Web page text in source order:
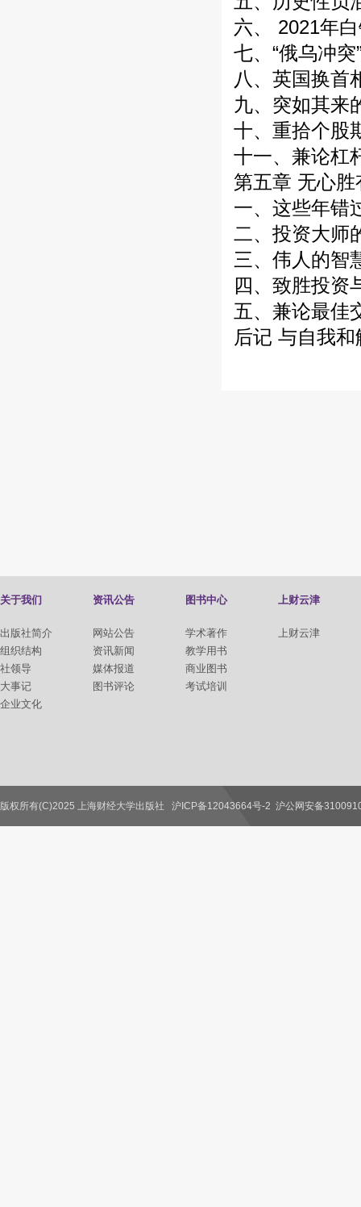
六、 2021年
七、“俄乌冲
八、英国换首
九、突如其来
十、重拾个股
十一、兼论杠
第五章 无心
一、这些年错
二、投资大师
三、伟人的智
四、致胜投资
五、兼论最佳
后记 与自我
关于我们
出版社简介
组织结构
社领导
大事记
企业文化
资讯公告
网站公告
资讯新闻
媒体报道
图书评论
图书中心
学术著作
教学用书
商业图书
考试培训
上财云津
上财云津
联系我们
版权所有(C)2025 上海财经大学出版社 沪ICP备12043664号-2 沪公网安备